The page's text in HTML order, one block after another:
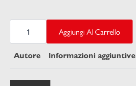
I
LIBERI
FORTI
NON
VACILLANO
quantità
Aggiungi Al Carrello
Autore Informazioni aggiuntive